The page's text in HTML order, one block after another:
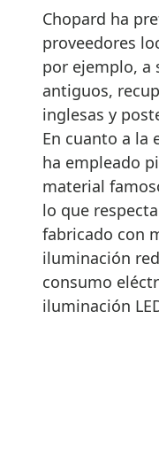
Chopard ha
proveedores
por ejemplo, a
antiguos,
inglesas y
En cuanto a la
ha empleado
material
lo que
fabricado con
iluminación
consumo
iluminación